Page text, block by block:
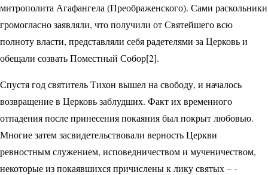
митрополита Агафангела (Преображенского). Сами раскольники
громогласно заявляли, что получили от Святейшего всю
полноту власти, представляли себя радетелями за Церковь и
обещали созвать Поместный Собор[2].
Спустя год святитель Тихон вышел на свободу, и началось
возвращение в Церковь заблудших. Факт их временного
отпадения после принесения покаяния был покрыт любовью.
Многие затем засвидетельствовали верность Церкви
ревностным служением, исповедничеством и мученичеством,
некоторые из покаявшихся причислены к лику святых – ­